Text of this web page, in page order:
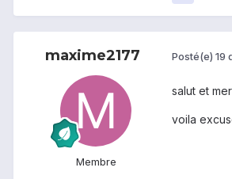
maxime2177
Membre
Posté(e) 19
salut et
voila